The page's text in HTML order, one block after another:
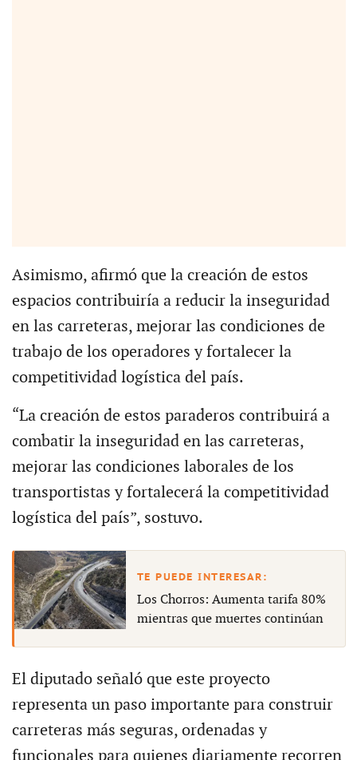
Asimismo, afirmó que la creación de estos
espacios contribuiría a reducir la inseguridad
en las carreteras, mejorar las condiciones de
trabajo de los operadores y fortalecer la
competitividad logística del país.
“La creación de estos paraderos contribuirá a
combatir la inseguridad en las carreteras,
mejorar las condiciones laborales de los
transportistas y fortalecerá la competitividad
logística del país”, sostuvo.
Los Chorros: Aumenta tarifa 80%
mientras que muertes continúan
El diputado señaló que este proyecto
representa un paso importante para construir
carreteras más seguras, ordenadas y
funcionales para quienes diariamente recorren